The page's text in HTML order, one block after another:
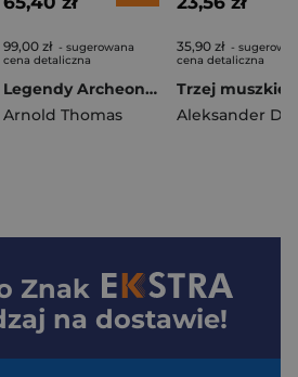
99,00 zł - sugerowana
cena detaliczna
Legendy Archeonu T.1 Strach Stary i.. (barw. brz.)
Arnold Thomas
35,90 zł -
cena detaliczna
Aleksander
Znak
na dostawie!